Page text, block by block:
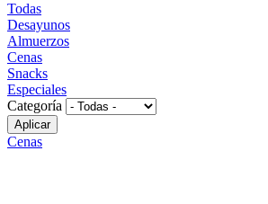
Todas
Desayunos
Almuerzos
Cenas
Snacks
Especiales
Categoría
Cenas